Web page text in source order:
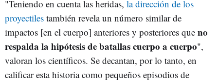
"Teniendo en cuenta las heridas, la dirección de los
proyectiles también revela un número similar de
impactos [en el cuerpo] anteriores y posteriores que no
respalda la hipótesis de batallas cuerpo a cuerpo",
valoran los científicos. Se decantan, por lo tanto, en
calificar esta historia como pequeños episodios de